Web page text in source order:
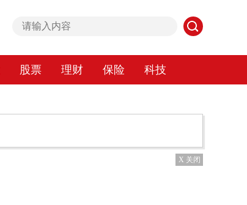
股票 理财 保险 科技
X 关闭